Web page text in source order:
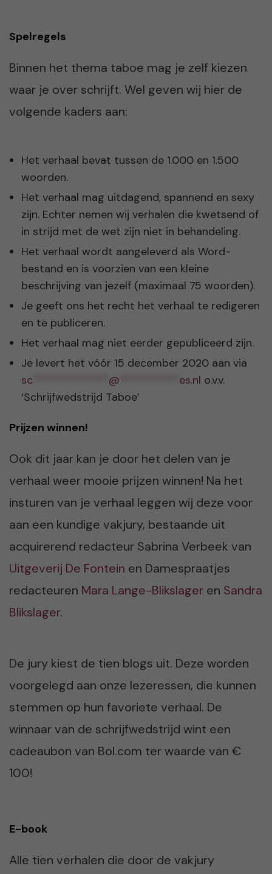
Spelregels
Binnen het thema taboe mag je zelf kiezen
waar je over schrijft. Wel geven wij hier de
volgende kaders aan:
Het verhaal bevat tussen de 1.000 en 1.500
woorden.
Het verhaal mag uitdagend, spannend en sexy
zijn. Echter nemen wij verhalen die kwetsend of
in strijd met de wet zijn niet in behandeling.
Het verhaal wordt aangeleverd als Word-
bestand en is voorzien van een kleine
beschrijving van jezelf (maximaal 75 woorden).
Je geeft ons het recht het verhaal te redigeren
en te publiceren.
Het verhaal mag niet eerder gepubliceerd zijn.
Je levert het vóór 15 december 2020 aan via
sc
@ es.nl o.v.v.
‘Schrijfwedstrijd Taboe’
Prijzen winnen!
Ook dit jaar kan je door het delen van je
verhaal weer mooie prijzen winnen! Na het
insturen van je verhaal leggen wij deze voor
aan een kundige vakjury, bestaande uit
acquirerend redacteur Sabrina Verbeek van
Uitgeverij De Fontein en Damespraatjes
redacteuren Mara Lange-Blikslager en Sandra
Blikslager.
De jury kiest de tien blogs uit. Deze worden
voorgelegd aan onze lezeressen, die kunnen
stemmen op hun favoriete verhaal. De
winnaar van de schrijfwedstrijd wint een
cadeaubon van Bol.com ter waarde van €
100!
E-book
Alle tien verhalen die door de vakjury